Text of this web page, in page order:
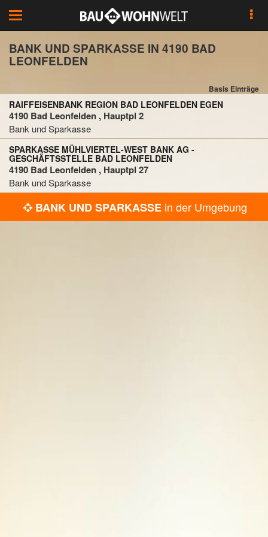
Toggle
navigation
BANK UND SPARKASSE IN 4190 BAD
LEONFELDEN
Basis Einträge
RAIFFEISENBANK REGION BAD LEONFELDEN EGEN
4190 Bad Leonfelden , Hauptpl 2
Bank und Sparkasse
SPARKASSE MÜHLVIERTEL-WEST BANK AG -
GESCHÄFTSSTELLE BAD LEONFELDEN
4190 Bad Leonfelden , Hauptpl 27
Bank und Sparkasse
BANK UND SPARKASSE in der Umgebung